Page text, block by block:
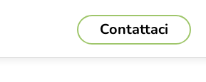
Contattaci